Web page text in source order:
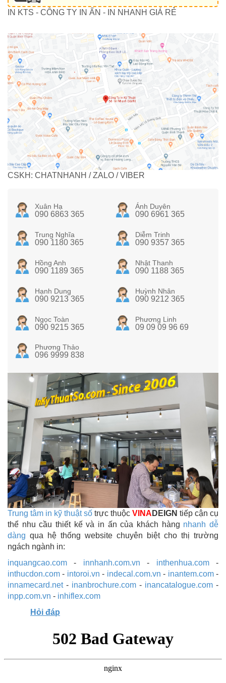
IN KTS - CÔNG TY IN ẤN - IN NHANH GIÁ RẺ
CSKH: CHATNHANH / ZALO / VIBER
Xuân Hạ
090 6863 365
Ánh Duyên
090 6961 365
Trung Nghĩa
090 1180 365
Diễm Trinh
090 9357 365
Hồng Anh
090 1189 365
Nhật Thanh
090 1188 365
Hạnh Dung
090 9213 365
Huỳnh Nhân
090 9212 365
Ngọc Toàn
090 9215 365
Phương Linh
09 09 09 96 69
Phương Thảo
096 9999 838
Trung tâm in kỹ thuật số trực thuộc VINA DEIGN tiếp cận cụ
thể nhu cầu thiết kế và in ấn của khách hàng nhanh dễ
dàng qua hệ thống website chuyên biệt cho thị trường
ngách ngành in:
inquangcao.com - innhanh.com.vn - inthenhua.com-
inthucdon.com - intoroi.vn - indecal.com.vn - inantem.com-
innamecard.net- inanbrochure.com - inancatalogue.com -
inpp.com.vn - inhiflex.com
Hỏi đáp